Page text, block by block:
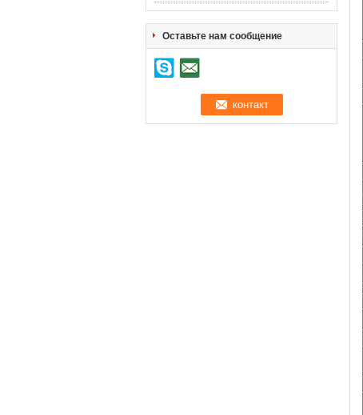
Оставьте нам сообщение